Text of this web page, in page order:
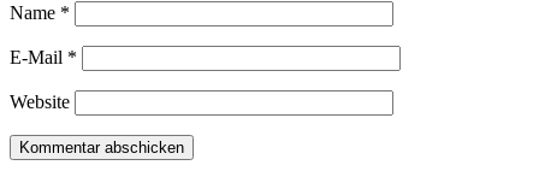
Name *
E-Mail *
Website